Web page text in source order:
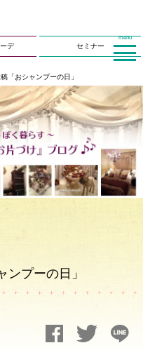
デ セミナー
「おシャンプーの日」
プーの日」
menu